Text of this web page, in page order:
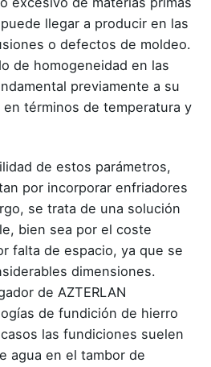
llegar a producir en las
o defectos de moldeo.
de homogeneidad en las
previamente a su
términos de temperatura y
de estos parámetros,
por incorporar enfriadores
se trata de una solución
bien sea por el coste
falta de espacio, ya que se
dimensiones.
de AZTERLAN
de fundición de hierro
las fundiciones suelen
agua en el tambor de